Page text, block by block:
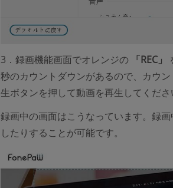
3．録画機能画面でオレンジの 「REC」
秒のカウントダウンがあるので、カウ
生ボタンを押して動画を再生してくださ
録画中の画面はこうなっています。録
したりすることが可能です。